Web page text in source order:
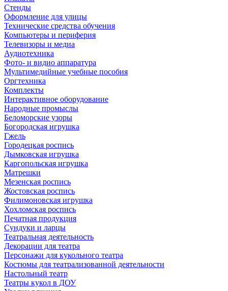
Стенды
Оформление для улицы
Технические средства обучения
Компьютеры и периферия
Телевизоры и медиа
Аудиотехника
Фото- и видио аппаратура
Мультимедийные учебные пособия
Оргтехника
Комплекты
Интерактивное оборудование
Народные промыслы
Беломорские узоры
Богородская игрушка
Гжель
Городецкая роспись
Дымковская игрушка
Каргопольская игрушка
Матрешки
Мезенская роспись
Жостовская роспись
Филимоновская игрушка
Хохломская роспись
Печатная продукция
Сундуки и ларцы
Театральная деятельность
Декорации для театра
Персонажи для кукольного театра
Костюмы для театрализованной деятельности
Настольный театр
Театры кукол в ДОУ